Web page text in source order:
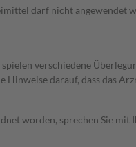
darf nicht angewendet
verschiedene
Hinweise darauf, dass das
worden, sprechen Sie